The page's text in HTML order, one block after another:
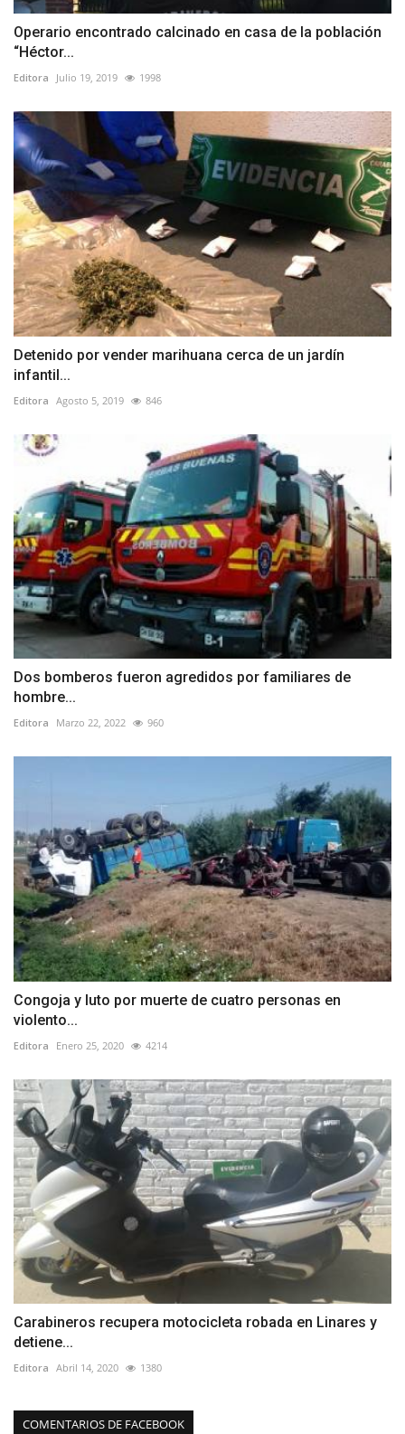
Operario encontrado calcinado en casa de la población
“Héctor...
Editora Julio 19, 2019 1998
Detenido por vender marihuana cerca de un jardín
infantil...
Editora Agosto 5, 2019 846
Dos bomberos fueron agredidos por familiares de
hombre...
Editora Marzo 22, 2022 960
Congoja y luto por muerte de cuatro personas en
violento...
Editora Enero 25, 2020 4214
Carabineros recupera motocicleta robada en Linares y
detiene...
Editora Abril 14, 2020 1380
COMENTARIOS DE FACEBOOK